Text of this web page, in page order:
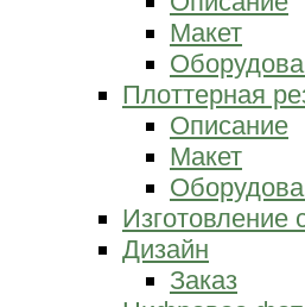
Макет
Плоттерная
Описание
Макет
Изготовление
Дизайн
Заказ